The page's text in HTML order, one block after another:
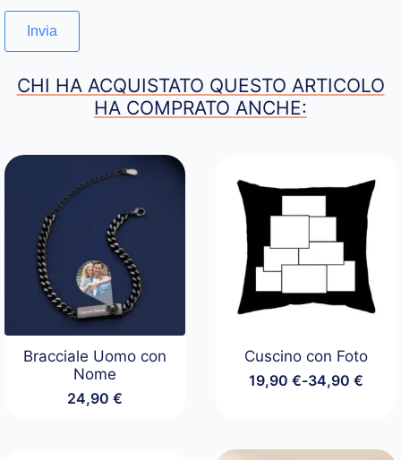
CHI HA ACQUISTATO QUESTO ARTICOLO
HA COMPRATO ANCHE:
Bracciale Uomo con
Nome
24,90€
Cuscino con Foto
19,90 €-34,90 €
Fascia